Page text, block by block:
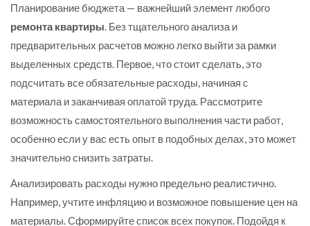
Планирование бюджета — важнейший элемент любого
ремонта квартиры. Без тщательного анализа и
предварительных расчетов можно легко выйти за рамки
выделенных средств. Первое, что стоит сделать, это
подсчитать все обязательные расходы, начиная с
материала и заканчивая оплатой труда. Рассмотрите
возможность самостоятельного выполнения части работ,
особенно если у вас есть опыт в подобных делах, это может
значительно снизить затраты.
Анализировать расходы нужно предельно реалистично.
Например, учтите инфляцию и возможное повышение цен на
материалы. Сформируйте список всех покупок. Подойдя к